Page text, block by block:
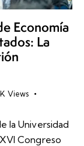
Economía
La
Views
la Universidad
Congreso